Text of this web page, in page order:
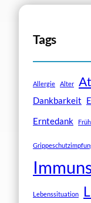
Tags
Allergie Alter
Dankbarkeit
Erntedank
Lebenssituation